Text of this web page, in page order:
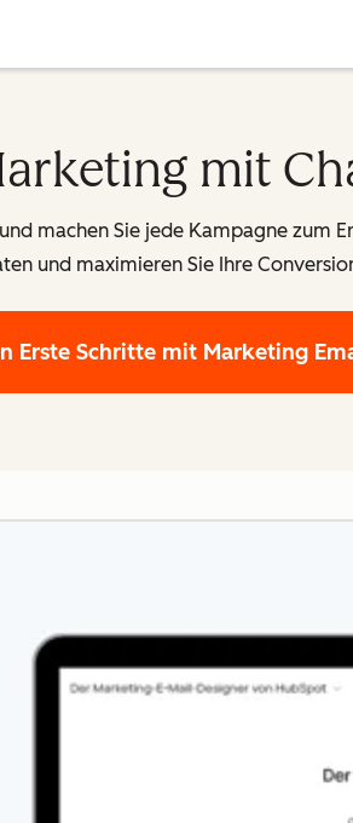
mit
machen Sie jede Kampagne zum
und maximieren Sie Ihre
Erste Schritte mit Marketing